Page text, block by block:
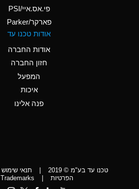
Ammonium Sulfate
*
Amyl Acetate (Banana
Aniline
D
פי.אס.איי/PSI
פארקר/Parker
אודות טכנו עד
אודות החברה
חזון החברה
המפעל
איכות
פנה אלינו
טכנו עד בע"מ © 2019 | תנאי שימוש
הפרטיות
|
Trademarks